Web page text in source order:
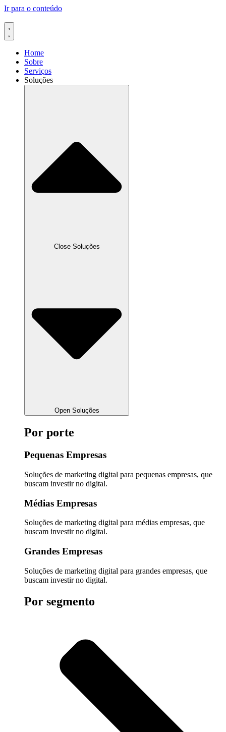
Ir para o conteúdo
Home
Sobre
Serviços
Soluções
Close Soluções
Open Soluções
Por porte
Pequenas Empresas
Soluções de marketing digital para pequenas empresas, que
buscam investir no digital.
Médias Empresas
Soluções de marketing digital para médias empresas, que
buscam investir no digital.
Grandes Empresas
Soluções de marketing digital para grandes empresas, que
buscam investir no digital.
Por segmento